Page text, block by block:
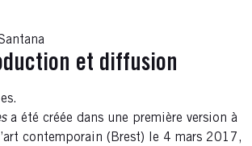
et diffusion
a été créée dans une première version à
contemporain (Brest) le 4 mars 2017,